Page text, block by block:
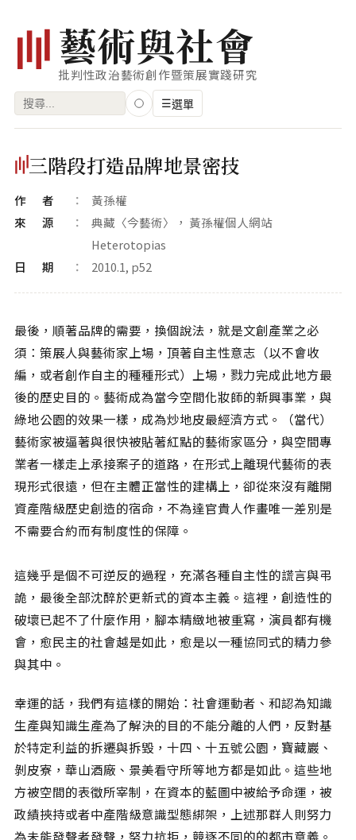
藝術與社會
批判性政治藝術創作暨策展實踐研究
搜
鍵
☰選單
標籤雲
相關網站
關於
關於本站
團隊成員
出版品
三階段打造品牌地景密技
作者
黃孫權
來源
典藏〈今藝術〉， 黃孫權個人網站
Heterotopias
日期
2010.1, p52
最後，順著品牌的需要，換個說法，就是文創產業之必
須：策展人與藝術家上場，頂著自主性意志（以不會收
編，或者創作自主的種種形式）上場，戮力完成此地方最
後的歷史目的。藝術成為當今空間化妝師的新興事業，與
綠地公園的效果一樣，成為炒地皮最經濟方式。（當代）
藝術家被逼著與很快被貼著紅點的藝術家區分，與空間專
業者一樣走上承接案子的道路，在形式上離現代藝術的表
現形式很遠，但在主體正當性的建構上，卻從來沒有離開
資產階級歷史創造的宿命，不為達官貴人作畫唯一差別是
不需要合約而有制度性的保障。
這幾乎是個不可逆反的過程，充滿各種自主性的謊言與弔
詭，最後全部沈醉於更新式的資本主義。這裡，創造性的
破壞已起不了什麼作用，腳本精緻地被重寫，演員都有機
會，愈民主的社會越是如此，愈是以一種協同式的精力參
與其中。
幸運的話，我們有這樣的開始：社會運動者、和認為知識
生產與知識生產為了解決的目的不能分離的人們，反對基
於特定利益的拆遷與拆毀，十四、十五號公園，寶藏巖、
剝皮寮，華山酒廠、景美看守所等地方都是如此。這些地
方被空間的表徵所宰制，在資本的藍圖中被給予命運，被
政績挾持或者中產階級意識型態綁架，上述那群人則努力
為未能發聲者發聲，努力抗拒，競逐不同的的都市意義。